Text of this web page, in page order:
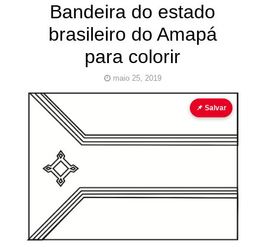
Bandeira do estado
brasileiro do Amapá
para colorir
maio 25, 2019
bandeira
Pinturas
📌 Salvar